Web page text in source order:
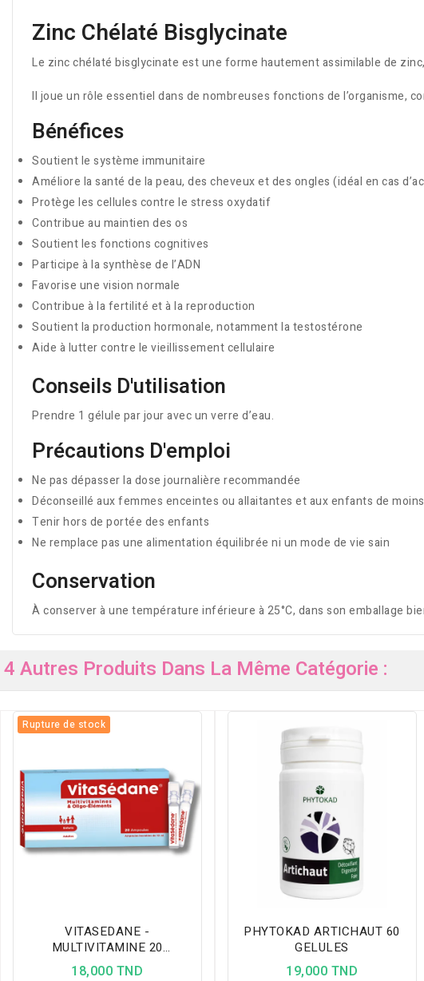
Zinc Chélaté Bisglycinate
Le zinc chélaté bisglycinate est une forme hautement assimilable de
Il joue un rôle essentiel dans de nombreuses fonctions de l’organisme,
Bénéfices
Soutient le système immunitaire
Améliore la santé de la peau, des cheveux et des ongles (idéal en cas
Protège les cellules contre le stress oxydatif
Contribue au maintien des os
Soutient les fonctions cognitives
Participe à la synthèse de l’ADN
Favorise une vision normale
Contribue à la fertilité et à la reproduction
Soutient la production hormonale, notamment la testostérone
Aide à lutter contre le vieillissement cellulaire
Conseils D'utilisation
Prendre 1 gélule par jour avec un verre d’eau.
Précautions D'emploi
Ne pas dépasser la dose journalière recommandée
Déconseillé aux femmes enceintes ou allaitantes et aux enfants de
Tenir hors de portée des enfants
Ne remplace pas une alimentation équilibrée ni un mode de vie sain
Conservation
À conserver à une température inférieure à 25°C, dans son emballage
4 Autres Produits Dans La Même Catégorie :
Rupture de stock
VITASEDANE -
MULTIVITAMINE 20
AMPOULES
18,000 TND
PHYTOKAD ARTICHAUT 60
GELULES
19,000 TND